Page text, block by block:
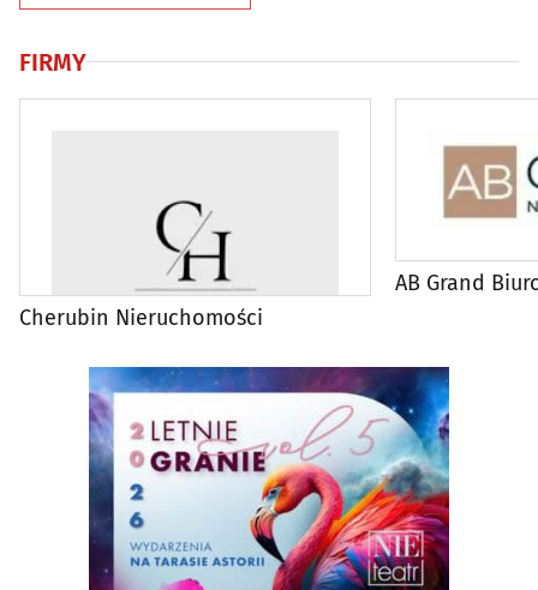
FIRMY
Cherubin Nieruchomości
AB Grand